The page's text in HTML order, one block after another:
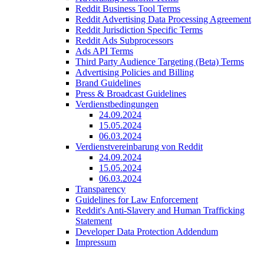
Reddit Business Tool Terms
Reddit Advertising Data Processing Agreement
Reddit Jurisdiction Specific Terms
Reddit Ads Subprocessors
Ads API Terms
Third Party Audience Targeting (Beta) Terms
Advertising Policies and Billing
Brand Guidelines
Press & Broadcast Guidelines
Verdienstbedingungen
24.09.2024
15.05.2024
06.03.2024
Verdienstvereinbarung von Reddit
24.09.2024
15.05.2024
06.03.2024
Transparency
Guidelines for Law Enforcement
Reddit's Anti-Slavery and Human Trafficking
Statement
Developer Data Protection Addendum
Impressum